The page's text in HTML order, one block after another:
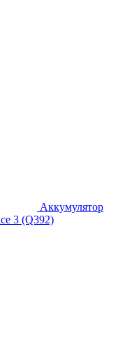
Аккумулятор
3 (Q392)